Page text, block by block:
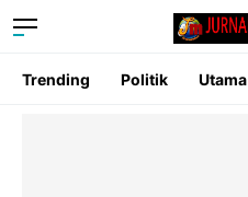
Trending Politik Utama